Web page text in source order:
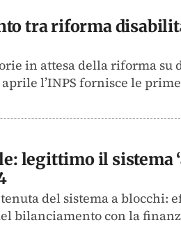
tra riforma
in attesa della riforma su
aprile l’INPS fornisce le
legittimo il sistema
del sistema a
bilanciamento con la